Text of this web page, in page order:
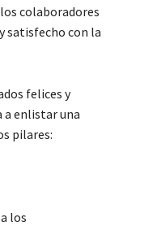
colaboradores
satisfecho con la
felices y
a enlistar una
pilares:
los